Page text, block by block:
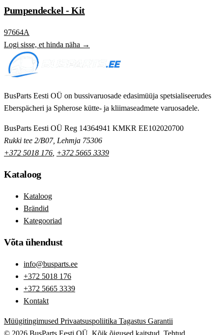
Pumpendeckel - Kit
97664A
Logi sisse, et hinda näha →
BusParts Eesti OÜ on bussivaruosade edasimüüja spetsialiseerudes
Eberspächeri ja Spherose kütte- ja kliimaseadmete varuosadele.
BusParts Eesti OÜ Reg 14364941 KMKR EE102020700
Rukki tee 2/B07, Lehmja 75306
+372 5018 176 +372 5665 3339
Kataloog
Kataloog
Brändid
Kategooriad
Võta ühendust
info@busparts.ee
+372 5018 176
+372 5665 3339
Kontakt
Müügitingimused Privaatsuspoliitika Tagastus Garantii
© 2026 BusParts Eesti OÜ. Kõik õigused kaitstud. Tehtud